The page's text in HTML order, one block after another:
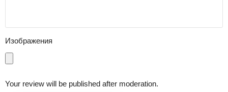
Изображения
Your review will be published after moderation.